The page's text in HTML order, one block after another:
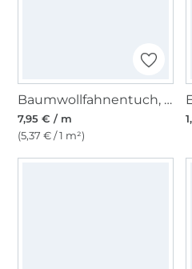
Baumwollfahnentuch, orange
7,95 € / m
(5,37 € / 1 m²)